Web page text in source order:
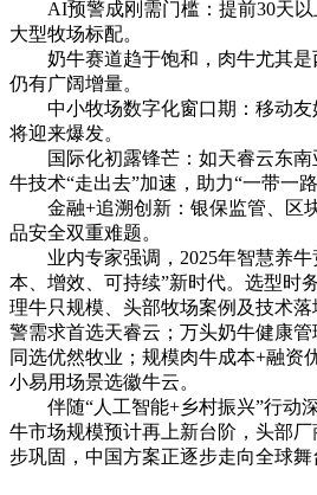
AI预警成刚需门槛：提前30天
大型牧场标配。
奶牛赛道趋于饱和，肉牛尤其
仍有广阔增量。
中小牧场数字化窗口期：移动
将迎来爆发。
国际化初露锋芒：如天睿云东
牛技术“走出去”加速，助力“一带一
金融+追溯创新：银保监管、区
品安全双重难题。
业内专家强调，2025年智慧养
本、增效、可持续”新时代。选型时
理牛只规模、头部牧场案例及技术
警需求首选天睿云；万头奶牛健康
同选优然牧业；规模肉牛成本+融资
小易用场景选徽牛云。
伴随“人工智能+乡村振兴”行动
牛市场规模预计再上新台阶，头部
步巩固，中国方案正逐步走向全球舞